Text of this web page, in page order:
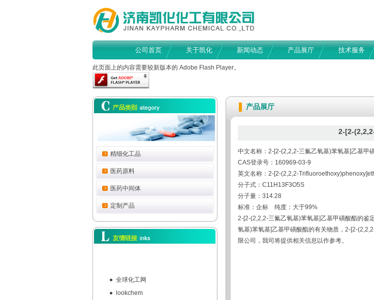
公司首页 关于凯化 新闻动态 产品展厅 技术服务
此页面上的内容需要较新版本的 Adobe Flash Player。
精细化工品
医药原料
医药中间体
定制产品
● 全球化工网
●
lookchem
产品展厅
2-[2-
中文名称：2-[2-(2,2,2-三氟乙氧基)苯氧基]乙基甲
CAS登录号：160969-03-9
英文名称：2-[2-(2,2,2-
分子式：C11H13F3O5S
分子量：314.28
标准：企标 纯度：大于99%
2-[2-(2,2,2-三氟乙氧基)苯氧基]乙基甲磺酸酯的鉴
氧基)苯氧基]乙基甲磺酸酯的有关物质，2-[2-
限公司，我司将提供相关信息以作参考。